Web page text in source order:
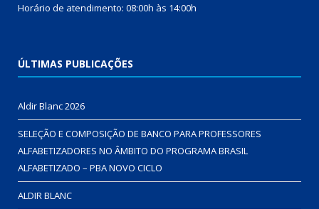
Horário de atendimento: 08:00h às 14:00h
ÚLTIMAS PUBLICAÇÕES
Aldir Blanc 2026
SELEÇÃO E COMPOSIÇÃO DE BANCO PARA PROFESSORES
ALFABETIZADORES NO ÂMBITO DO PROGRAMA BRASIL
ALFABETIZADO – PBA NOVO CICLO
ALDIR BLANC